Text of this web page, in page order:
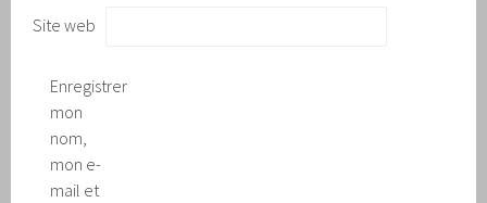
Site web
Enregistrer
mon
nom,
mon e-
mail et